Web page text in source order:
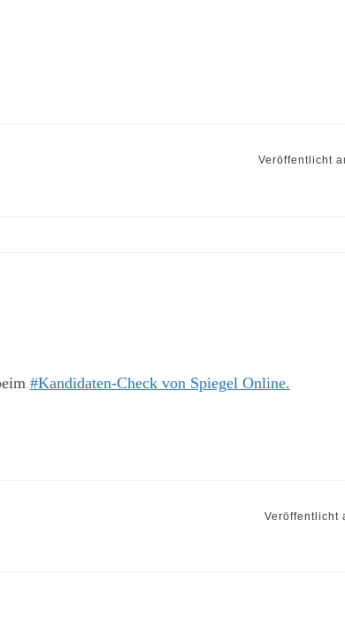
Veröffentlicht
#Kandidaten-Check von Spiegel Online.
Veröffentlicht